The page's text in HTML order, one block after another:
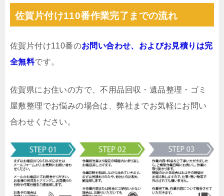
佐賀片付け110番作業完了までの流れ
佐賀片付け110番のお問い合わせ、およびお見積りは完
全無料です。
佐賀県にお住いの方で、不用品回収・遺品整理・ゴミ
屋敷整理でお悩みの場合は、弊社までお気軽にお問い
合わせください。